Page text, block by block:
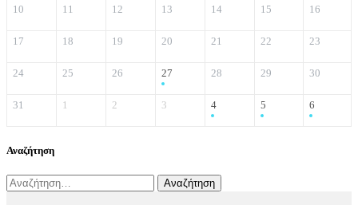
10 11 12 13 14 15 16
17 18 19 20 21 22 23
24 25 26 27 28 29 30
31 1 2 3 4 5 6
Αναζήτηση
Αναζήτηση
για: